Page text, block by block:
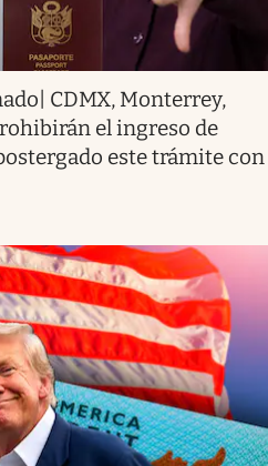
CDMX, Monterrey,
el ingreso de
este trámite con